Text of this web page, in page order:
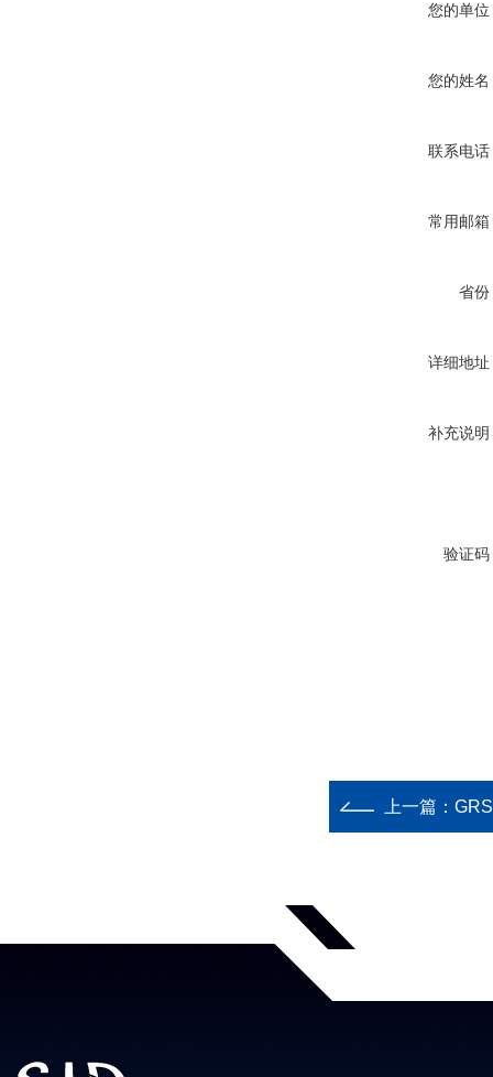
您的单位
您的姓名
联系电话
常用邮箱
省份
详细地址
补充说明
验证码
上一篇：